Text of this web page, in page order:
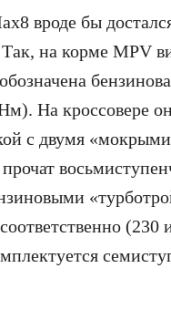
вроде бы
на корме MPV
На кроссовере
с двумя